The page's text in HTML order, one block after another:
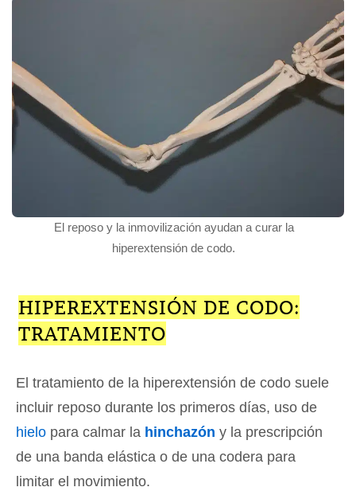
El reposo y la inmovilización ayudan a curar la
hiperextensión de codo.
HIPEREXTENSIÓN DE CODO:
TRATAMIENTO
El tratamiento de la hiperextensión de codo suele
incluir reposo durante los primeros días, uso de
hielo para calmar la hinchazón y la prescripción
de una banda elástica o de una codera para
limitar el movimiento.